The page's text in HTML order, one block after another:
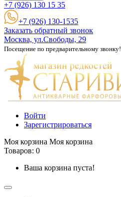
+7 (926) 130 15 35
+7 (926) 130-1535
Заказать обратный звонок
Москва, ул.Свободы, 29
Посещение по предварительному звонку!
Войти
Зарегистрироваться
Моя корзина Моя корзина
Товаров: 0
Ваша корзина пуста!